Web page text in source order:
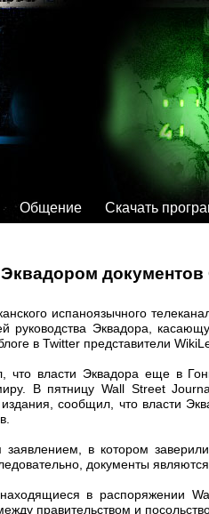
Общение Скачать
испаноязычного
руководства Эквадора,
в Twitter представители
власти Эквадора еще в
В пятницу Wall Street
сообщил, что власти
в котором
документы
в распоряжении
правительством и